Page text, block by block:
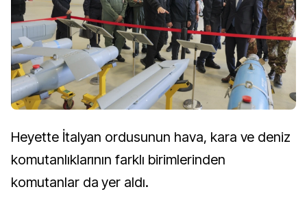
Heyette İtalyan ordusunun hava, kara ve deniz
komutanlıklarının farklı birimlerinden
komutanlar da yer aldı.